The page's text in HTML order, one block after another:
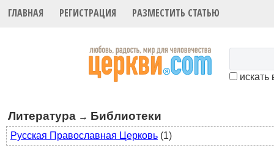
ГЛАВНАЯ РЕГИСТРАЦИЯ РАЗМЕСТИТЬ СТАТЬЮ
искать
Литература → Библиотеки
Русская Православная Церковь (1)